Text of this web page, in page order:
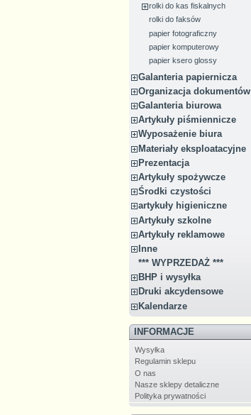
rolki do kas fiskalnych
rolki do faksów
papier fotograficzny
papier komputerowy
papier ksero glossy
Galanteria papiernicza
Organizacja dokumentów
Galanteria biurowa
Artykuły piśmiennicze
Wyposażenie biura
Materiały eksploatacyjne
Prezentacja
Artykuły spożywcze
Środki czystości
artykuły higieniczne
Artykuły szkolne
Artykuły reklamowe
Inne
*** WYPRZEDAŻ ***
BHP i wysyłka
Druki akcydensowe
Kalendarze
INFORMACJE
Wysyłka
Regulamin sklepu
O nas
Nasze sklepy detaliczne
Polityka prywatności